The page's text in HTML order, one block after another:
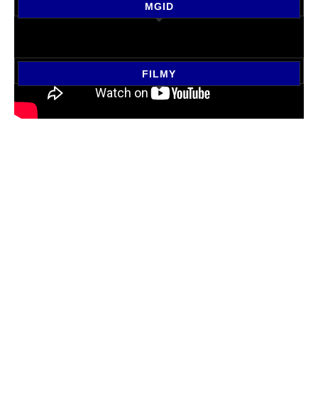
MGID
FILMY